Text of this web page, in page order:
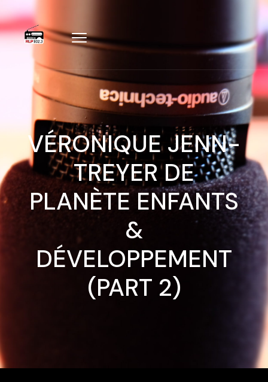
VÉRONIQUE JENN-
TREYER DE
PLANÈTE ENFANTS
&
DÉVELOPPEMENT
(PART 2)